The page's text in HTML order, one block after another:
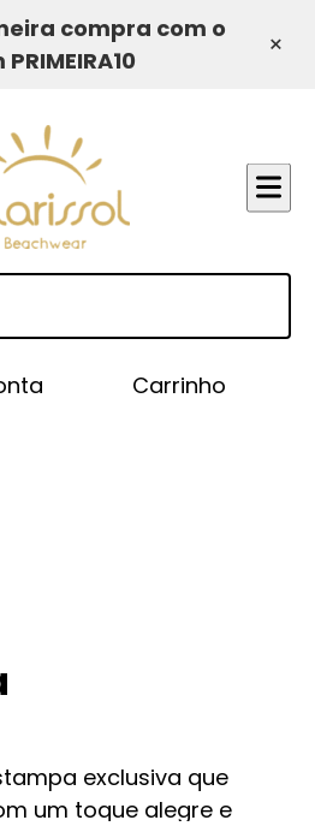
compra com o
×
Carrinho
exclusiva que
um toque alegre e